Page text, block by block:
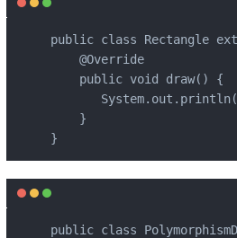
public class Rectangle
    @Override
    public void draw() {
    }
}
public class